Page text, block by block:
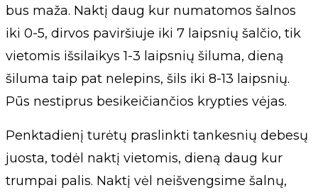
bus maža. Naktį daug kur numatomos šalnos
iki 0-5, dirvos paviršiuje iki 7 laipsnių šalčio, tik
vietomis išsilaikys 1-3 laipsnių šiluma, dieną
šiluma taip pat nelepins, šils iki 8-13 laipsnių.
Pūs nestiprus besikeičiančios krypties vėjas.
Penktadienį turėtų praslinkti tankesnių debesų
juosta, todėl naktį vietomis, dieną daug kur
trumpai palis. Naktį vėl neišvengsime šalnų,